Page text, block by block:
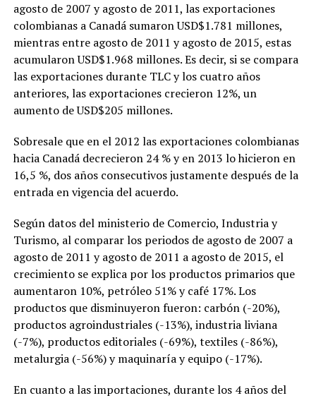
agosto de 2007 y agosto de 2011, las exportaciones
colombianas a Canadá sumaron USD$1.781 millones,
mientras entre agosto de 2011 y agosto de 2015, estas
acumularon USD$1.968 millones. Es decir, si se compara
las exportaciones durante TLC y los cuatro años
anteriores, las exportaciones crecieron 12%, un
aumento de USD$205 millones.
Sobresale que en el 2012 las exportaciones colombianas
hacia Canadá decrecieron 24 % y en 2013 lo hicieron en
16,5 %, dos años consecutivos justamente después de la
entrada en vigencia del acuerdo.
Según datos del ministerio de Comercio, Industria y
Turismo, al comparar los periodos de agosto de 2007 a
agosto de 2011 y agosto de 2011 a agosto de 2015, el
crecimiento se explica por los productos primarios que
aumentaron 10%, petróleo 51% y café 17%. Los
productos que disminuyeron fueron: carbón (-20%),
productos agroindustriales (-13%), industria liviana
(-7%), productos editoriales (-69%), textiles (-86%),
metalurgia (-56%) y maquinaría y equipo (-17%).
En cuanto a las importaciones, durante los 4 años del